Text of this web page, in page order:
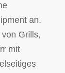
an.
Grills,
mit